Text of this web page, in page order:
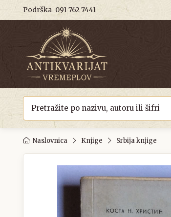
Podrška 091 762 7441
Naslovnica Knjige Srbija knjige